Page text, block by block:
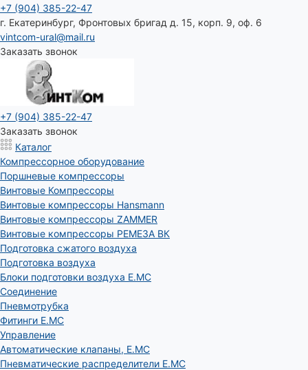
+7 (904) 385-22-47
г. Екатеринбург, Фронтовых бригад д. 15, корп. 9, оф. 6
vintcom-ural@mail.ru
Заказать звонок
+7 (904) 385-22-47
Заказать звонок
Каталог
Компрессорное оборудование
Поршневые компрессоры
Винтовые Компрессоры
Винтовые компрессоры Hansmann
Винтовые компрессоры ZAMMER
Винтовые компрессоры РЕМЕЗА ВК
Подготовка сжатого воздуха
Подготовка воздуха
Блоки подготовки воздуха E.MC
Соединение
Пневмотрубка
Фитинги E.MC
Управление
Автоматические клапаны, Е.МС
Пневматические распределители E.MC